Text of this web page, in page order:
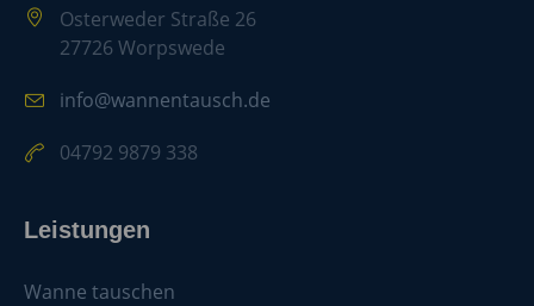
Osterweder Straße 26
27726 Worpswede
info@wannentausch.de
04792 9879 338
Leistungen
Wanne tauschen